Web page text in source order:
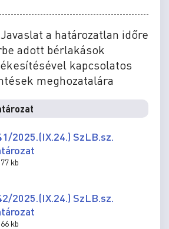
a határozatlan időre
adott bérlakások
kapcsolatos
meghozatalára
2025.(IX.24.) SzLB.sz.
kb
2025.(IX.24.) SzLB.sz.
kb